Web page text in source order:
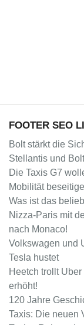
FOOTER SEO
Bolt stärkt die
Stellantis und
Die Taxis G7
Mobilität
Was ist das
Nizza-Paris mit
nach Monaco!
Volkswagen und
Tesla hustet
Heetch trollt
erhöht!
120 Jahre
Taxis: Die neuen